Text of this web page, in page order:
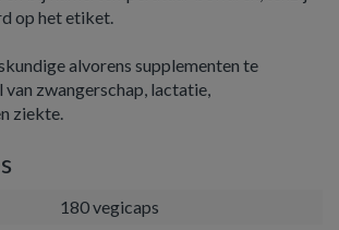
op het etiket.
alvorens supplementen te
zwangerschap, lactatie,
ziekte.
180 vegicaps